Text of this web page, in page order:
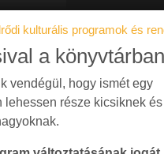
kulturális programok és
a könyvtárban
vendégül, hogy ismét egy
lehessen része kicsiknek és